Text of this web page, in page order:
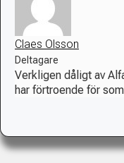
Claes Olsson
Deltagare
Verkligen dåligt av
har förtroende för